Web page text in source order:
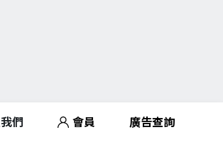
們 會員 廣告查詢